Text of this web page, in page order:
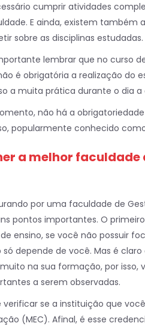
cumprir atividades
E ainda, existem também
sobre as disciplinas estudadas.
lembrar que no curso
é obrigatória a realização do
a muita prática durante o dia a
não há a
popularmente conhecido
a melhor faculdade
por uma faculdade de
pontos importantes. O
ensino, se você não possuir
só depende de você. Mas é
na sua formação, por isso,
a serem observadas.
verificar se a instituição que
(MEC). Afinal, é esse